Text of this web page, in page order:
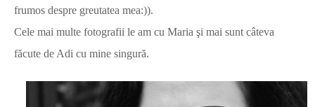
frumos despre greutatea mea:)).
Cele mai multe fotografii le am cu Maria şi mai sunt câteva
făcute de Adi cu mine singură.